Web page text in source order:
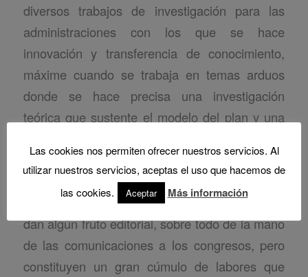
diversos trabajos de investigación para las
administraciones con los que se hace
innovación y transferencia de conocimiento,
máxime cuando se trabaja en temas arduos
donde se hace precisa una investigación
teórica que sustente el modelo del plan y una
caso de los instrumentos de ordenación del
territorio y otros vinculados al patrimonio
cultural. Los trabajos de investigación a veces
dan algún fruto editorial, sobre todo de la mano
de las comunicaciones a los congresos, pero
constituyen un gran cúmulo de labores que
Las cookies nos permiten ofrecer nuestros servicios. Al
utilizar nuestros servicios, aceptas el uso que hacemos de
las cookies.
Aceptar Más información